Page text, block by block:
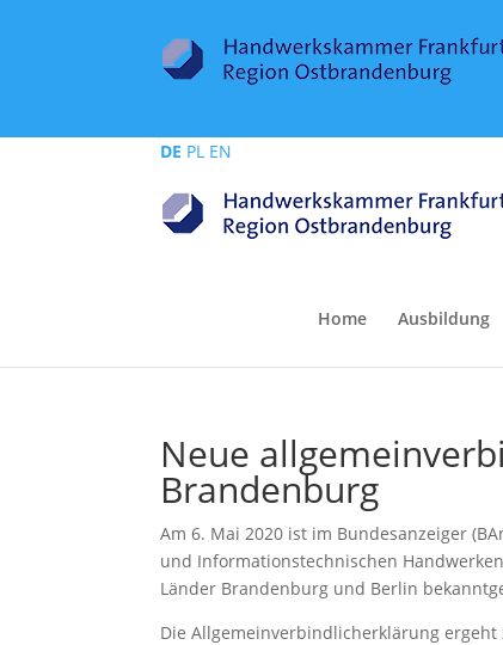
DE PL EN
Home Ausbildung
Neue
Brandenburg
Am 6. Mai 2020 ist im Bundesanzeiger
und Informationstechnischen
Länder Brandenburg und Berlin
Die Allgemeinverbindlicherklärung